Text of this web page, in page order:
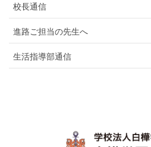
校長通信
進路ご担当の先生へ
生活指導部通信